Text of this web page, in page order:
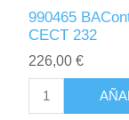
990465
CECT 232
226,00 €